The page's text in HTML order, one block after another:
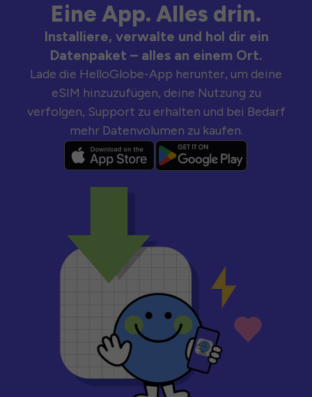
Eine App. Alles drin.
Installiere, verwalte und hol dir ein
Datenpaket – alles an einem Ort.
Lade die HelloGlobe-App herunter, um deine
eSIM hinzuzufügen, deine Nutzung zu
verfolgen, Support zu erhalten und bei Bedarf
mehr Datenvolumen zu kaufen.